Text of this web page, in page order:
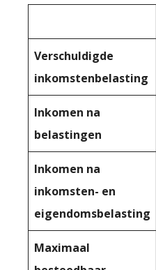
Verschuldigde
inkomstenbelasting
Inkomen na
belastingen
Inkomen na
inkomsten- en
eigendomsbelasting
Maximaal